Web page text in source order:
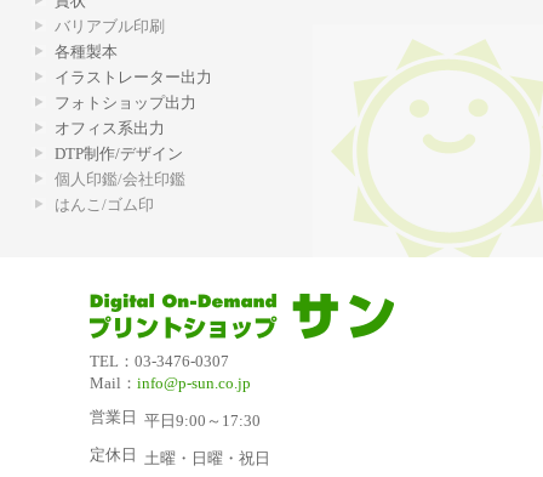
バリアブル印刷
各種製本
イラストレーター出力
フォトショップ出力
オフィス系出力
DTP制作/デザイン
個人印鑑/会社印鑑
はんこ/ゴム印
TEL：03-3476-0307
Mail： info@p-sun.co.jp
営業日 平日9:00～17:30
定休日 土曜・日曜・祝日